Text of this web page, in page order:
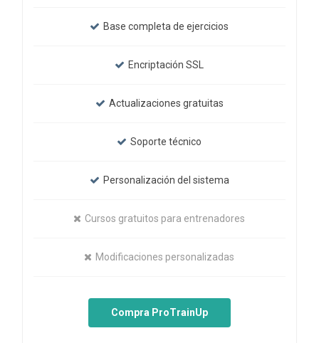
Base completa de ejercicios
Encriptación SSL
Actualizaciones gratuitas
Soporte técnico
Personalización del sistema
Cursos gratuitos para entrenadores
Modificaciones personalizadas
Compra ProTrainUp